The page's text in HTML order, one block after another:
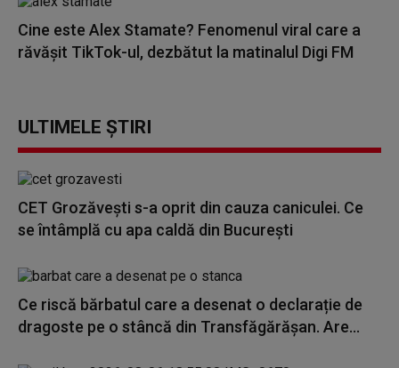
Cine este Alex Stamate? Fenomenul viral care a
răvășit TikTok-ul, dezbătut la matinalul Digi FM
ULTIMELE ȘTIRI
CET Grozăvești s-a oprit din cauza caniculei. Ce
se întâmplă cu apa caldă din București
Ce riscă bărbatul care a desenat o declarație de
dragoste pe o stâncă din Transfăgărășan. Are...